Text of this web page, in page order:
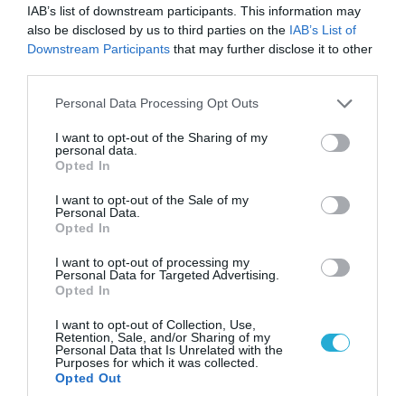
IAB’s list of downstream participants. This information may
also be disclosed by us to third parties on the IAB’s List of
Downstream Participants that may further disclose it to other
Please note that this website/app uses one or more Google
not limited to your visit or usage behaviour. You may click to
grant or deny consent to Google and its third-party tags to
use your data for below specified purposes in below Google
consent section.
Personal Data Processing Opt Outs
I want to opt-out of the Sharing of my
personal data.
Opted In
I want to opt-out of the Sale of my
Personal Data.
Opted In
I want to opt-out of processing my
Personal Data for Targeted Advertising.
Opted In
I want to opt-out of Collection, Use,
Retention, Sale, and/or Sharing of my
Personal Data that Is Unrelated with the
Purposes for which it was collected.
Opted Out
06.08.2026 | 09:02
ΗΠΑ: Nέα στοιχεία για το περιστατικό με το
προεδρικό ελικόπτερο Marine One – Βρέθηκε
ΠΟΛΙΤΙΚΗ